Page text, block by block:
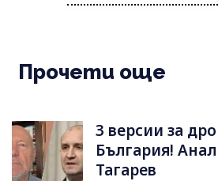
Прочети още
3 версии за
България!
Тагарев